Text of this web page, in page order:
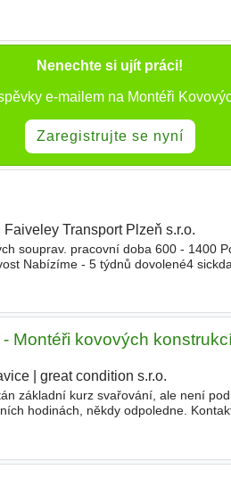
Nenechte si ujít práci!
e-mailem na Montéři
Zaregistrujte se nyní
Faiveley Transport Plzeň s.r.o.
souprav. pracovní doba 600 - 1400
Nabízíme - 5 týdnů dovolené4
Montéři kovových
| great condition s.r.o.
základní kurz svařování, ale není
hodinách, někdy odpoledne.